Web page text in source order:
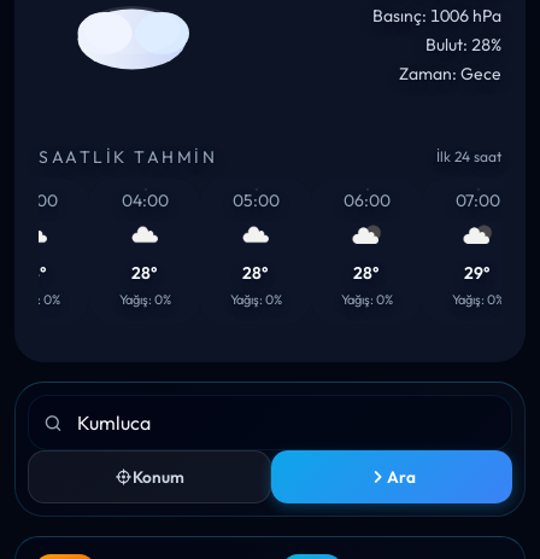
Basınç: 1006 hPa
Bulut: 28%
Zaman: Gece
SAATLIK TAHMIN İlk 24 saat
03:00
0%
04:00
28°
Yağış: 0%
05:00
28°
Yağış: 0%
06:00
28°
Yağış: 0%
07:00
29°
Yağış: 0%
Konum Ara